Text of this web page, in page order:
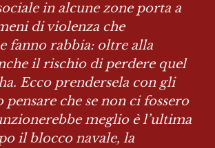
in alcune zone porta a
di violenza che
fanno rabbia: oltre alla
il rischio di perdere quel
Ecco prendersela con gli
che se non ci fossero
meglio è l’ultima
il blocco navale, la